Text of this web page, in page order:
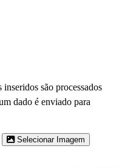
inseridos são processados
dado é enviado para
Selecionar Imagem